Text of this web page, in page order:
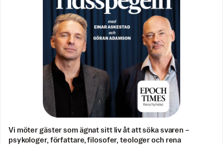
Vi möter gäster som ägnat sitt liv åt att söka svaren –
psykologer, författare, filosofer, teologer och rena